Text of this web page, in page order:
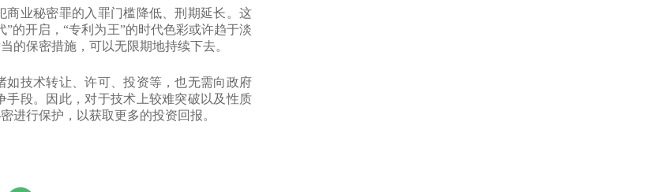
业秘密罪的入罪门槛降低、刑期延长。这
的开启，“专利为王”的时代色彩或许趋于淡
的保密措施，可以无限期地持续下去。
技术转让、许可、投资等，也无需向政府
段。因此，对于技术上较难突破以及性质
进行保护，以获取更多的投资回报。